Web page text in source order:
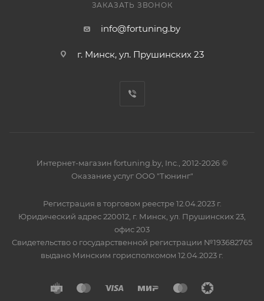
ЗАКАЗАТЬ ЗВОНОК
info@fortuning.by
г. Минск, ул. Прушинских 23
Интернет-магазин fortuning.by, Inc., 2012-2026 ©
Оказание услуг ООО "Тюнинг"
Регистрация в торговом реестре 12.04.2023 г.
Юридический адрес 220012, г. Минск, ул. Прушинских 23,
офис 203
Свидетельство о государственной регистрации №193682765
выдано Минским горисполкомом 12.04.2023 г.